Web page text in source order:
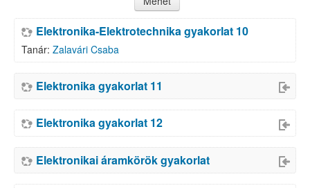
Elektronika-Elektrotechnika gyakorlat 10
Tanár: Zalavári Csaba
Elektronika gyakorlat 11
Elektronika gyakorlat 12
Elektronikai áramkörök gyakorlat